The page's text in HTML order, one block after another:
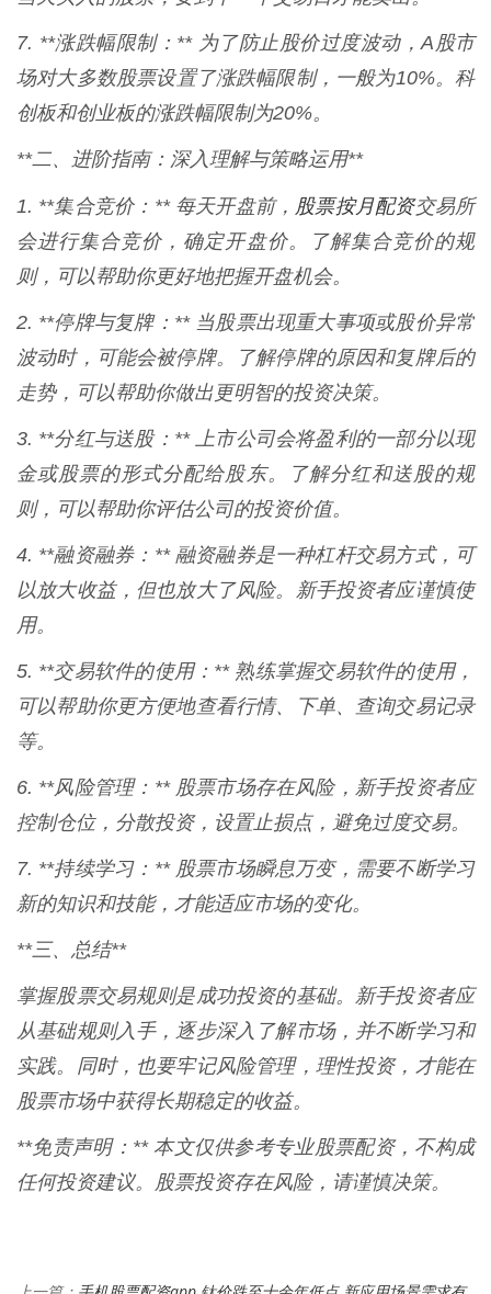
7. **涨跌幅限制：** 为了防止股价过度波动，A股市
场对大多数股票设置了涨跌幅限制，一般为10%。科
创板和创业板的涨跌幅限制为20%。
**二、进阶指南：深入理解与策略运用**
1. **集合竞价：** 每天开盘前， 股票按月配资交易所
会进行集合竞价，确定开盘价。了解集合竞价的规
则，可以帮助你更好地把握开盘机会。
2. **停牌与复牌：** 当股票出现重大事项或股价异常
波动时，可能会被停牌。了解停牌的原因和复牌后的
走势，可以帮助你做出更明智的投资决策。
3. **分红与送股：** 上市公司会将盈利的一部分以现
金或股票的形式分配给股东。了解分红和送股的规
则，可以帮助你评估公司的投资价值。
4. **融资融券：** 融资融券是一种杠杆交易方式，可
以放大收益，但也放大了风险。新手投资者应谨慎使
用。
5. **交易软件的使用：** 熟练掌握交易软件的使用，
可以帮助你更方便地查看行情、下单、查询交易记录
等。
6. **风险管理：** 股票市场存在风险，新手投资者应
控制仓位，分散投资，设置止损点，避免过度交易。
7. **持续学习：** 股票市场瞬息万变，需要不断学习
新的知识和技能，才能适应市场的变化。
**三、总结**
掌握股票交易规则是成功投资的基础。新手投资者应
从基础规则入手，逐步深入了解市场，并不断学习和
实践。同时，也要牢记风险管理，理性投资，才能在
股票市场中获得长期稳定的收益。
**免责声明：** 本文仅供参考专业股票配资，不构成
任何投资建议。股票投资存在风险，请谨慎决策。